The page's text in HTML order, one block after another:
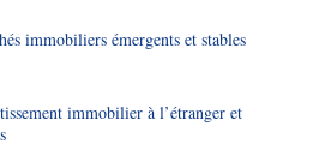
immobiliers émergents et stables
immobilier à l’étranger et